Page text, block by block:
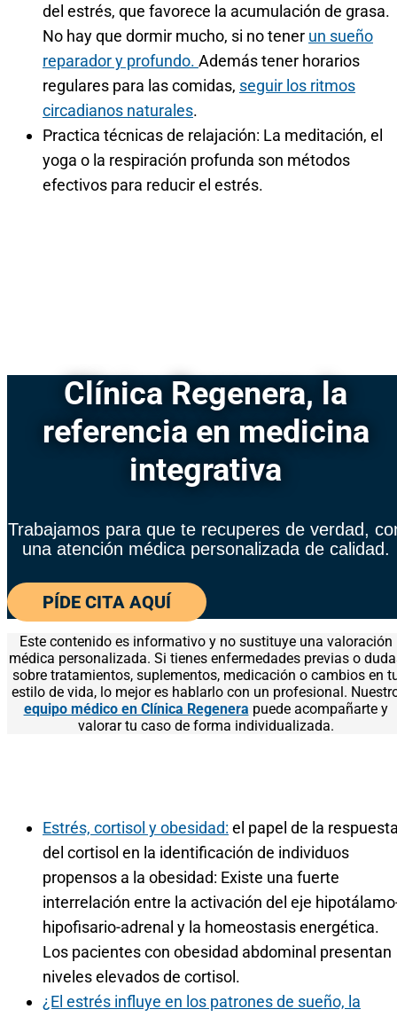
del estrés, que favorece la acumulación de grasa.
No hay que dormir mucho, si no tener un sueño
reparador y profundo. Además tener horarios
regulares para las comidas, seguir los ritmos
circadianos naturales.
Practica técnicas de relajación: La meditación, el
yoga o la respiración profunda son métodos
efectivos para reducir el estrés.
Clínica Regenera, la
referencia en medicina
integrativa
Trabajamos para que te recuperes de verdad,
una atención médica personalizada de calidad.
PÍDE CITA AQUÍ
Este contenido es informativo y no sustituye una valoración
médica personalizada. Si tienes enfermedades previas o
sobre tratamientos, suplementos, medicación o cambios en
estilo de vida, lo mejor es hablarlo con un profesional.
equipo médico en Clínica Regenera puede acompañarte y
valorar tu caso de forma individualizada.
Estrés, cortisol y obesidad: el papel de la
del cortisol en la identificación de individuos
propensos a la obesidad: Existe una fuerte
interrelación entre la activación del eje
hipofisario-adrenal y la homeostasis energética.
Los pacientes con obesidad abdominal presentan
niveles elevados de cortisol.
¿El estrés influye en los patrones de sueño, la